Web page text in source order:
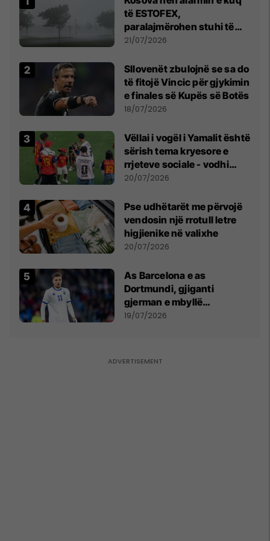
të ESTOFEX,
paralajmërohen stuhi të
fuqishme me breshër dhe
21/07/2026
Sllovenët zbulojnë se sa do
të fitojë Vincic për gjykimin
e finales së Kupës së Botës
18/07/2026
Vëllai i vogël i Yamalit është
sërish tema kryesore e
rrjeteve sociale - vodhi
vëmendjen pas finales së
20/07/2026
Pse udhëtarët me përvojë
vendosin një rrotull letre
higjienike në valixhe
20/07/2026
As Barcelona e as
Dortmundi, gjiganti
gjerman e mbyllë
marrëveshjen për Fisnik
19/07/2026